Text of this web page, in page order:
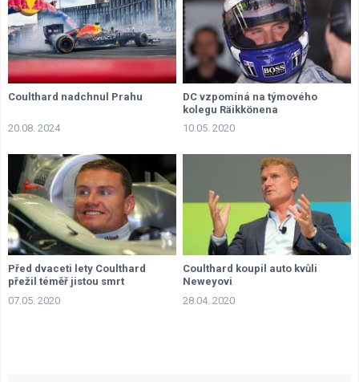
Coulthard nadchnul Prahu
20.08. 2024
DC vzpomíná na týmového
kolegu Räikkönena
10.05. 2020
Před dvaceti lety Coulthard
přežil téměř jistou smrt
07.05. 2020
Coulthard koupil auto kvůli
Neweyovi
28.04. 2020